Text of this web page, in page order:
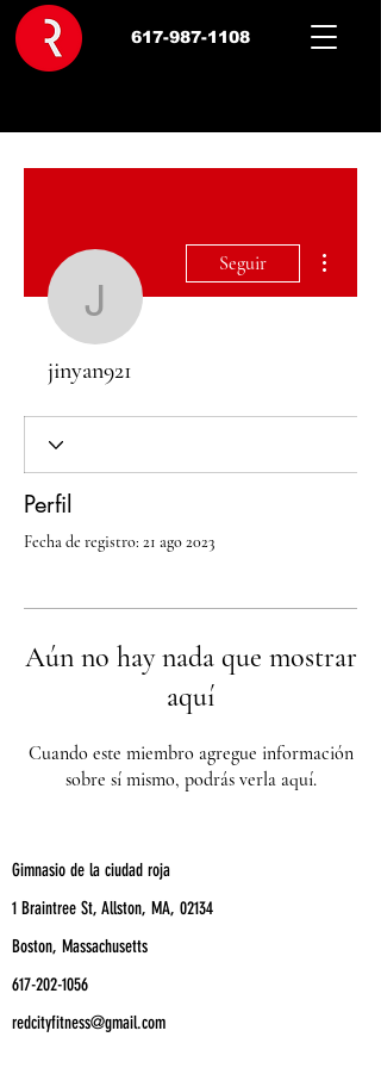
617-987-1108
jinyan921
Seguir
jinyan921
Perfil
Fecha de registro: 21 ago 2023
Aún no hay nada que mostrar
aquí
Cuando este miembro agregue información
sobre sí mismo, podrás verla aquí.
Gimnasio de la ciudad roja
1 Braintree St, Allston, MA, 02134
Boston, Massachusetts
617-202-1056
redcityfitness@gmail.com